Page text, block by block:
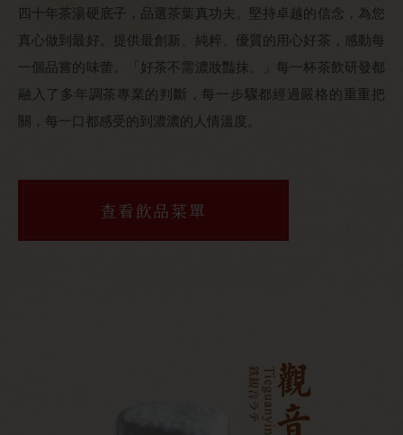
四十年茶湯硬底子，品選茶葉真功夫。堅持卓越的信念，為您
真心做到最好。提供最創新、純粹、優質的用心好茶，感動每
一個品嘗的味蕾。「好茶不需濃妝豔抹。」每一杯茶飲研發都
融入了多年調茶專業的判斷，每一步驟都經過嚴格的重重把
關，每一口都感受的到濃濃的人情溫度。
查看飲品菜單